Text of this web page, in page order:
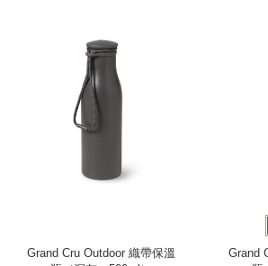
Grand Cru Outdoor 織帶保溫
Grand